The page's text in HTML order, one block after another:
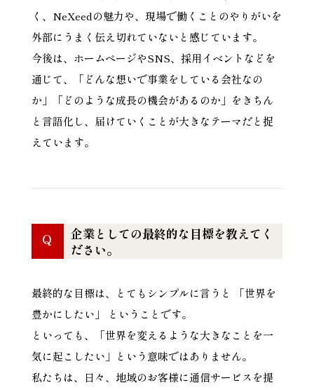
く、NeXeedの魅力や、現場で働くことのやりがいを
外部にうまく伝え切れていないと感じています。
今後は、ホームページやSNS、採用イベントなどを
通じて、「どんな想いで事業をしている会社なの
か」「どのような成長の機会があるのか」をきちん
と言語化し、届けていくことが大きなテーマだと捉
えています。
Q
企業としての最終的な目標を教えてく
ださい。
最終的な目標は、とてもシンプルに言うと 「世界を
豊かにしたい」 ということです。
といっても、「世界を変えるような大きなことを一
気に起こしたい」という意味ではありません。
私たちは、日々、地域のお客様に通信サービスを提